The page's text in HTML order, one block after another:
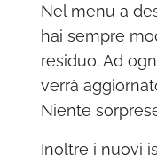
Nel menu a
hai sempre
residuo. Ad
verrà
Niente
Inoltre i nuovi